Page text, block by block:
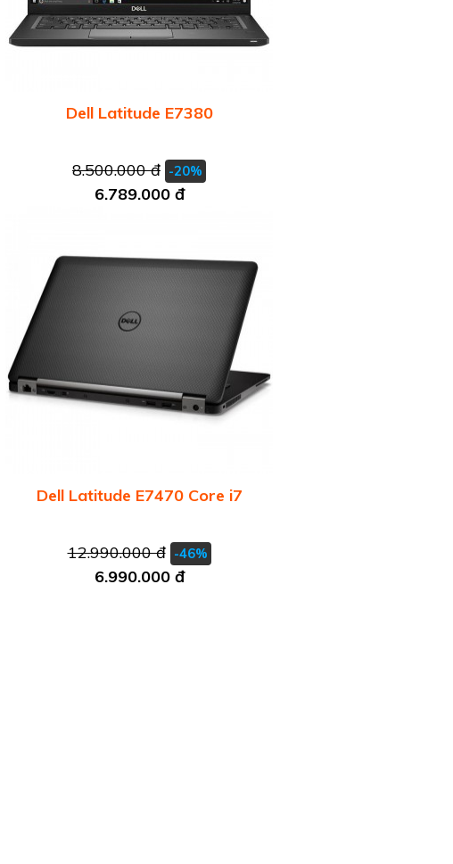
Dell Latitude E7380
8.500.000 đ -20%
6.789.000 đ
Dell Latitude E7470 Core i7
12.990.000 đ -46%
6.990.000 đ